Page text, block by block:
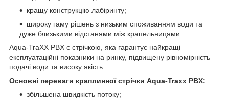
кращу конструкцію лабіринту;
широку гаму рішень з низьким споживанням води та
дуже близькими відстанями між крапельницями.
Aqua-TraXX PBX є стрічкою, яка гарантує найкращі
експлуатаційні показники на ринку, підвищену рівномірність
подачі води та високу якість.
Основні переваги краплинної стрічки Aqua-Traхх PBX:
збільшена швидкість потоку;